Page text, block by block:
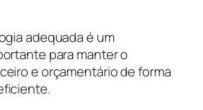
adequada é um
para manter o
e orçamentário de forma